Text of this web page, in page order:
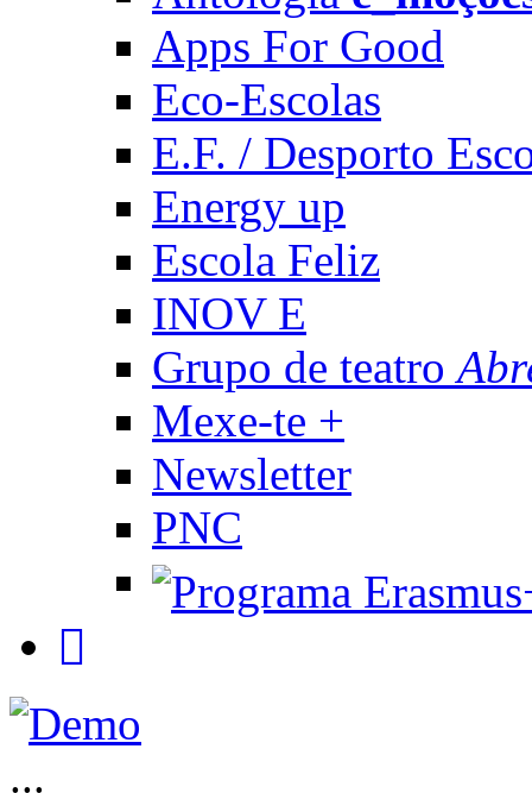
Apps For Good
Eco-Escolas
E.F. / Desporto
Energy up
Escola Feliz
INOV E
Grupo de teatro
Mexe-te +
Newsletter
PNC
...